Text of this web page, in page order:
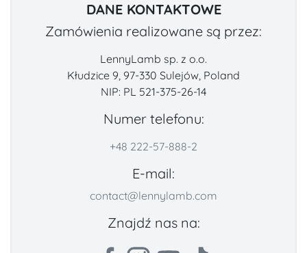
DANE KONTAKTOWE
Zamówienia realizowane są przez:
LennyLamb sp. z o.o.
Kłudzice 9, 97-330 Sulejów, Poland
NIP: PL 521-375-26-14
Numer telefonu:
+48 222-57-888-2
E-mail:
contact@lennylamb.com
Znajdź nas na: